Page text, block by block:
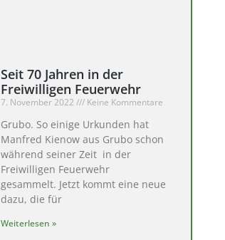
Seit 70 Jahren in der
Freiwilligen Feuerwehr
7. November 2022 Keine Kommentare
Grubo. So einige Urkunden hat
Manfred Kienow aus Grubo schon
während seiner Zeit in der
Freiwilligen Feuerwehr
gesammelt. Jetzt kommt eine neue
dazu, die für
Weiterlesen »